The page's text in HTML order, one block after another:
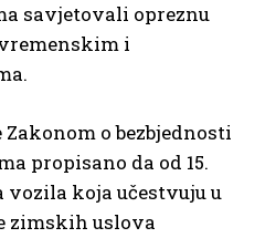
savjetovali opreznu
i
o bezbjednosti
propisano da od 15.
vozila koja učestvuju u
zimskih uslova